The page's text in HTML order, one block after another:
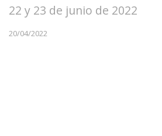
22 y 23 de junio de 2022
20/04/2022